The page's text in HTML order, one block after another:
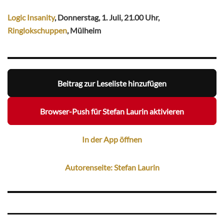
Logic Insanity, Donnerstag, 1. Juli, 21.00 Uhr,
Ringlokschuppen, Mülheim
Beitrag zur Leseliste hinzufügen
Browser-Push für Stefan Laurin aktivieren
In der App öffnen
Autorenseite: Stefan Laurin